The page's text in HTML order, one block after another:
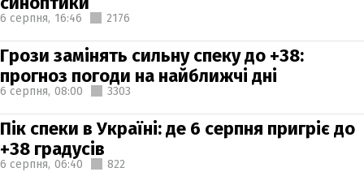
6 серпня, 16:46 2176
Грози замінять сильну спеку до +38:
прогноз погоди на найближчі дні
6 серпня, 08:00 3303
Пік спеки в Україні: де 6 серпня пригріє до
+38 градусів
6 серпня, 06:40 822